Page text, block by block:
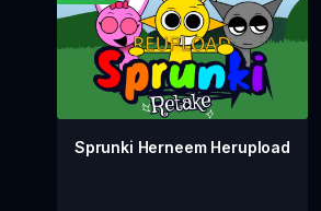
Sprunki Herneem Herupload